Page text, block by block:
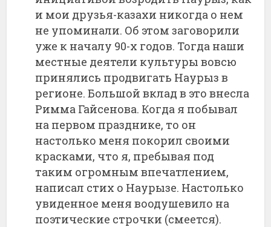
и мои друзья-казахи никогда о нем
не упоминали. Об этом заговорили
уже к началу 90-х годов. Тогда наши
местные деятели культуры вовсю
принялись продвигать Наурыз в
регионе. Большой вклад в это внесла
Римма Гайсенова. Когда я побывал
на первом празднике, то он
настолько меня покорил своими
красками, что я, пребывая под
таким огромным впечатлением,
написал стих о Наурызе. Настолько
увиденное меня воодушевило на
поэтические строчки (смеется).